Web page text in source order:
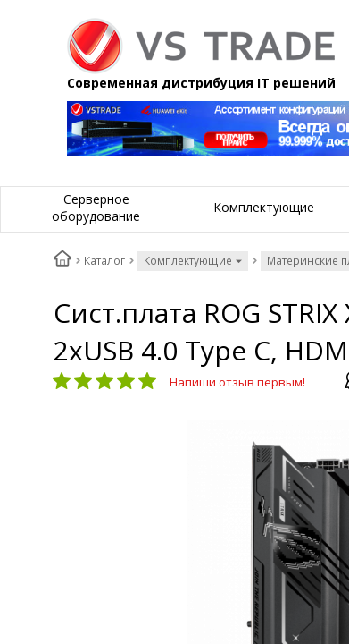
Современная дистрибуция IT решений
Серверное
оборудование
Комплектующие
Каталог Комплектующие Материнские
Сист.плата ROG
2xUSB 4.0 Type C,
Напиши отзыв первым!